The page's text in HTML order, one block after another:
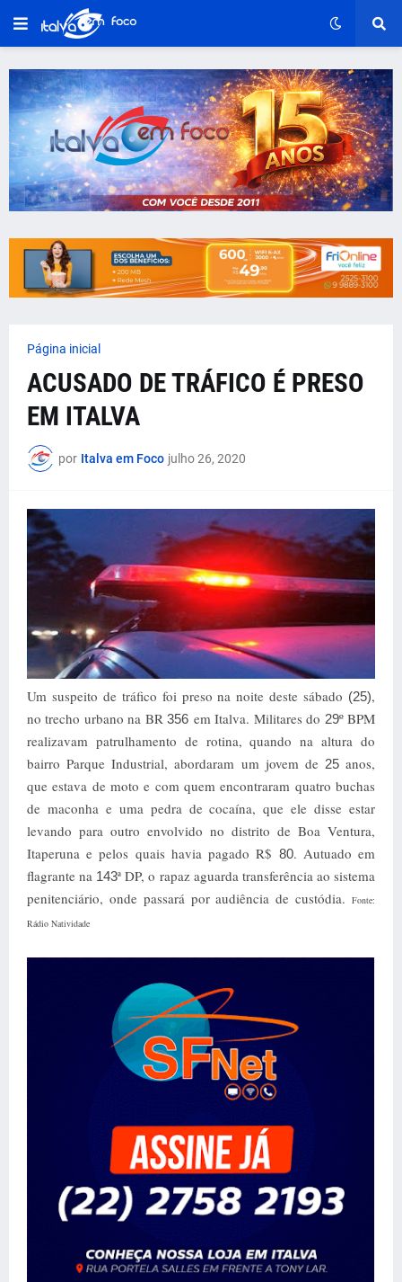
Página inicial
ACUSADO DE TRÁFICO É PRESO
EM ITALVA
por Italva em Foco julho 26, 2020
Um suspeito de tráfico foi preso na noite deste sábado (25),
no trecho urbano na BR356 em Italva. Militares do 29º BPM
realizavam patrulhamento de rotina, quando na altura do
bairro Parque Industrial, abordaram um jovem de 25anos,
que estava de moto e com quem encontraram quatro buchas
de maconha e uma pedra de cocaína, que ele disse estar
levando para outro envolvido no distrito de Boa Ventura,
Itaperuna e pelos quais havia pagado R$ 80. Autuado em
flagrante na 143ª DP, o rapaz aguarda transferência ao sistema
penitenciário, onde passará por audiência de custódia. Fonte:
Rádio Natividade